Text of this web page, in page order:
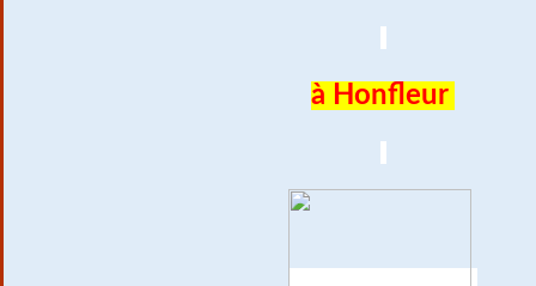
à Honfleur